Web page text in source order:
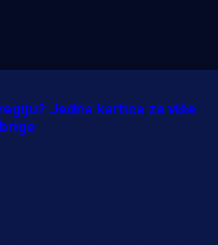
Jedna kartica za više